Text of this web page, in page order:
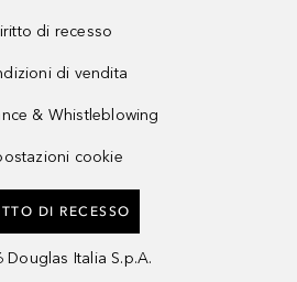
di recesso
di vendita
& Whistleblowing
cookie
DI RECESSO
Douglas Italia S.p.A.